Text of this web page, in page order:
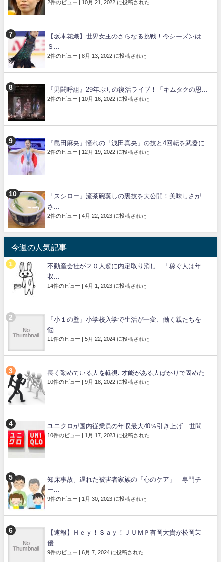
2件のビュー 10月 21, 2022 に投稿された
【坂本花織】世界女王のさらなる挑戦！今シーズンは
Ｓ...
2件のビュー 8月 13, 2022 に投稿された
『男闘呼組』29年ぶりの復活ライブ！「キムタクの恩...
2件のビュー 10月 16, 2022 に投稿された
『島田麻央』憧れの「浅田真央」の技と4回転を武器に...
2件のビュー 12月 19, 2022 に投稿された
「スシロー」流茶碗蒸しの裏技を大公開！美味しさが
さ...
2件のビュー 4月 22, 2023 に投稿された
今週の人気記事
不動産会社が２０人超に内定取り消し 「稼ぐ人は年
収...
14件のビュー 4月 1, 2023 に投稿された
「小１の壁」小学校入学で生活が一変、働く親たちを
悩...
11件のビュー 5月 22, 2024 に投稿された
長く勤めている人を軽視､才能がある人ばかりで固めた...
10件のビュー 9月 18, 2022 に投稿された
ユニクロが国内従業員の年収最大40％引き上げ…世間...
10件のビュー 1月 17, 2023 に投稿された
知床事故、遅れた被害者家族の「心のケア」 専門チ
ー...
9件のビュー 1月 30, 2023 に投稿された
【速報】Ｈｅｙ！Ｓａｙ！ＪＵＭＰ有岡大貴が松岡茉
優...
9件のビュー 6月 7, 2024 に投稿された